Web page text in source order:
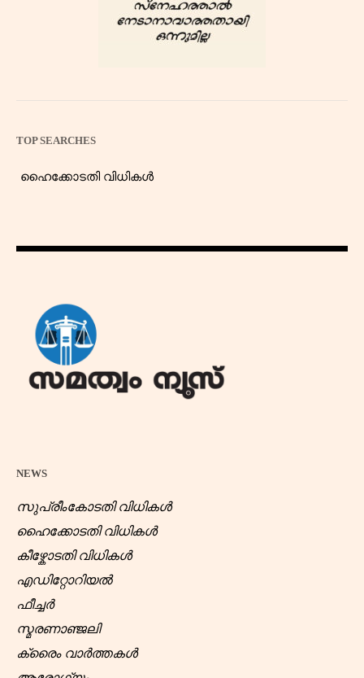
TOP SEARCHES
ഹൈക്കോടതി വിധികൾ
NEWS
സുപ്രീംകോടതി വിധികൾ
ഹൈക്കോടതി വിധികൾ
കീഴ്കോടതി വിധികൾ
എഡിറ്റോറിയൽ
ഫീച്ചർ
സ്മരണാഞ്ജലി
ക്രൈം വാർത്തകൾ